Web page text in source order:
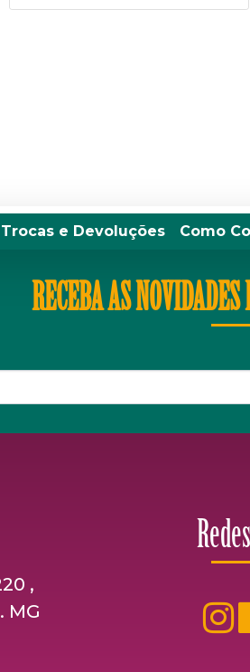
Trocas e Devoluções Como
RECEBA AS
,
MG